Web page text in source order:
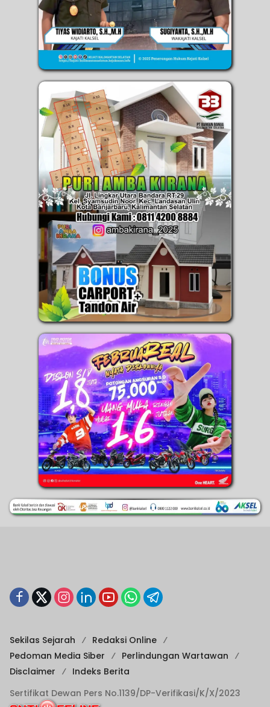
Sekilas Sejarah
Redaksi Online
Pedoman Media Siber
Perlindungan Wartawan
Disclaimer
Indeks Berita
Sertifikat Dewan Pers No.1139/DP-Verifikasi/K/X/2023